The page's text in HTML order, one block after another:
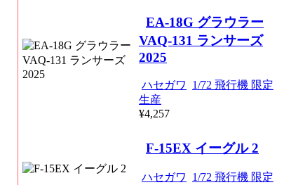
EA-18G グラウラー
VAQ-131 ランサーズ
2025
ハセガワ
1/72 飛行機 限定
生産
¥4,257
F-15EX イーグル 2
ハセガワ
1/72 飛行機 限定